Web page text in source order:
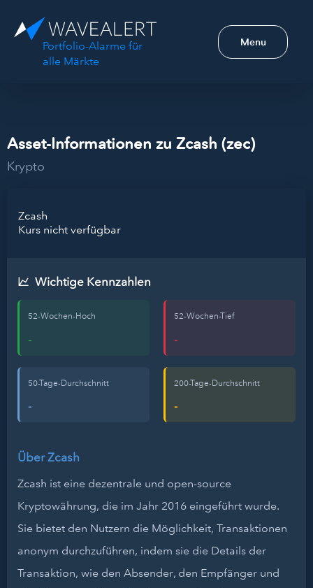
Portfolio-Alarme für
alle Märkte
Menu
Asset-Informationen zu Zcash (zec)
Krypto
Zcash
Kurs nicht verfügbar
Wichtige Kennzahlen
52-Wochen-Hoch
-
52-Wochen-Tief
-
50-Tage-Durchschnitt
-
200-Tage-Durchschnitt
-
Über Zcash
Zcash ist eine dezentrale und open-source
Kryptowährung, die im Jahr 2016 eingeführt wurde.
Sie bietet den Nutzern die Möglichkeit, Transaktionen
anonym durchzuführen, indem sie die Details der
Transaktion, wie den Absender, den Empfänger und